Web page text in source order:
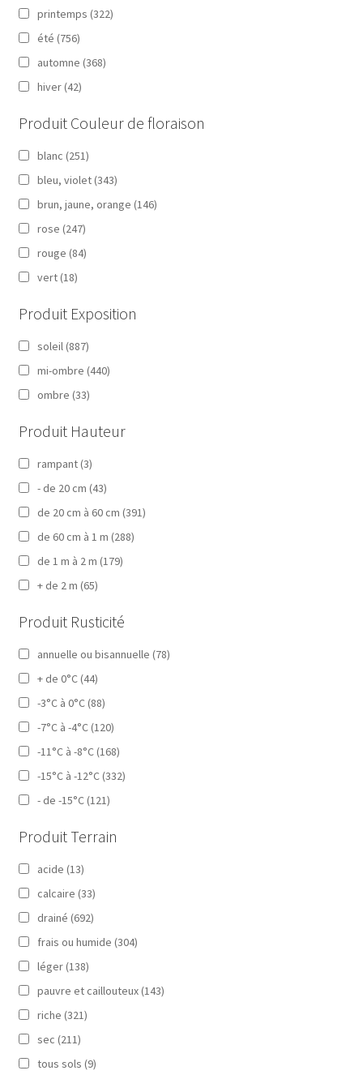
printemps (322)
été (756)
automne (368)
hiver (42)
Produit Couleur de floraison
blanc (251)
bleu, violet (343)
brun, jaune, orange (146)
rose (247)
rouge (84)
vert (18)
Produit Exposition
soleil (887)
mi-ombre (440)
ombre (33)
Produit Hauteur
rampant (3)
- de 20 cm (43)
de 20 cm à 60 cm (391)
de 60 cm à 1 m (288)
de 1 m à 2 m (179)
+ de 2 m (65)
Produit Rusticité
annuelle ou bisannuelle (78)
+ de 0°C (44)
-3°C à 0°C (88)
-7°C à -4°C (120)
-11°C à -8°C (168)
-15°C à -12°C (332)
- de -15°C (121)
Produit Terrain
acide (13)
calcaire (33)
drainé (692)
frais ou humide (304)
léger (138)
pauvre et caillouteux (143)
riche (321)
sec (211)
tous sols (9)